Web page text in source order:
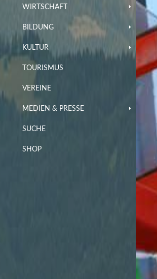
WIRTSCHAFT
BILDUNG
KULTUR
TOURISMUS
VEREINE
MEDIEN & PRESSE
SUCHE
SHOP